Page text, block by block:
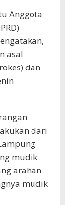
Anggota
asal
dan
dari
mudik
arahan
mudik